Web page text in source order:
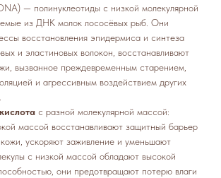
— полинуклеотиды с низкой молекулярной
из ДНК молок лососёвых рыб. Они
восстановления эпидермиса и синтеза
и эластиновых волокон, восстанавливают
вызванное преждевременным старением,
и агрессивным воздействием других
с разной молекулярной массой:
массой восстанавливают защитный барьер
ускоряют заживление и уменьшают
с низкой массой обладают высокой
они предотвращают потерю влаги